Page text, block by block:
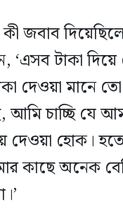
কী জবাব
‘এসব টাকা
দেওয়া মানে
আমি চাচ্ছি যে
দেওয়া হোক।
কাছে অনেক